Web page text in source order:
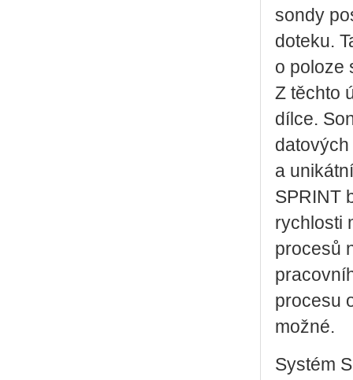
sondy
doteku.
o poloze
Z těchto
dílce.
a
SPRINT
rychlosti
procesů
procesu
možné.
Systém